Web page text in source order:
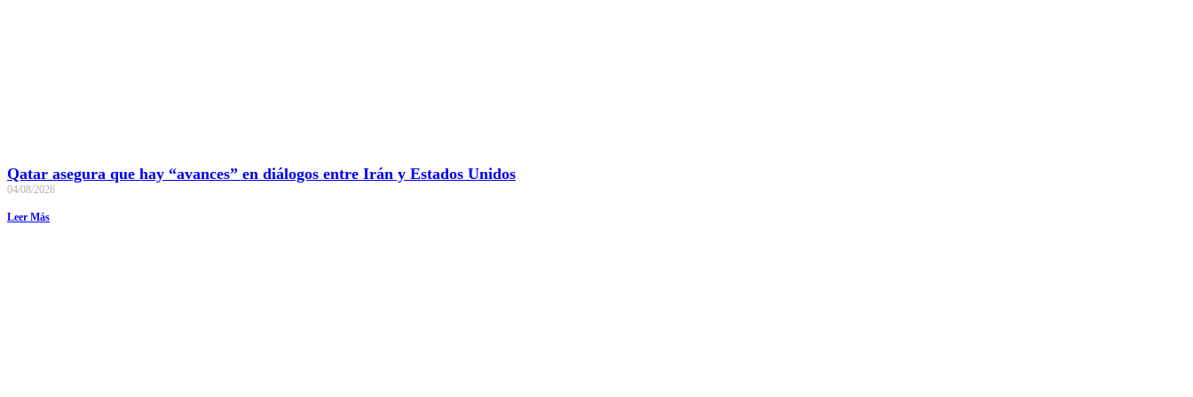
Qatar asegura que hay “avances” en diálogos entre Irán y Estados Unidos
04/08/2026
Leer Más